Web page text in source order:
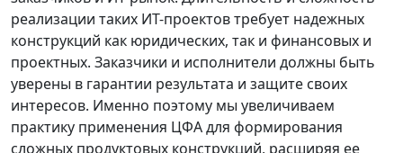
реализации таких ИТ-проектов требует надежных
конструкций как юридических, так и финансовых и
проектных. Заказчики и исполнители должны быть
уверены в гарантии результата и защите своих
интересов. Именно поэтому мы увеличиваем
практику применения ЦФА для формирования
сложных продуктовых конструкций, расширяя ее